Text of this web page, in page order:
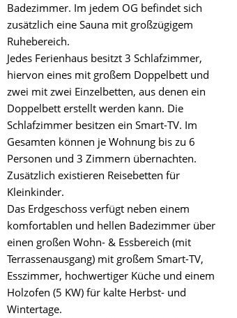
Badezimmer. Im jedem OG befindet sich
zusätzlich eine Sauna mit großzügigem
Ruhebereich.
Jedes Ferienhaus besitzt 3 Schlafzimmer,
hiervon eines mit großem Doppelbett und
zwei mit zwei Einzelbetten, aus denen ein
Doppelbett erstellt werden kann. Die
Schlafzimmer besitzen ein Smart-TV. Im
Gesamten können je Wohnung bis zu 6
Personen und 3 Zimmern übernachten.
Zusätzlich existieren Reisebetten für
Kleinkinder.
Das Erdgeschoss verfügt neben einem
komfortablen und hellen Badezimmer über
einen großen Wohn- & Essbereich (mit
Terrassenausgang) mit großem Smart-TV,
Esszimmer, hochwertiger Küche und einem
Holzofen (5 KW) für kalte Herbst- und
Wintertage.